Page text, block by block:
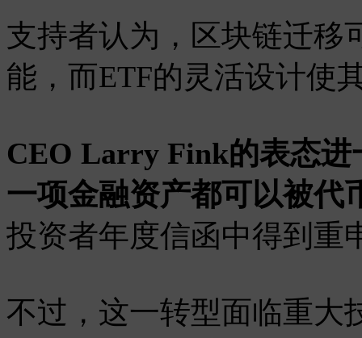
支持者认为，区块链迁移
能，而ETF的灵活设计使
CEO Larry Fink的表态
一项金融资产都可以被代
投资者年度信函中得到重
不过，这一转型面临重大